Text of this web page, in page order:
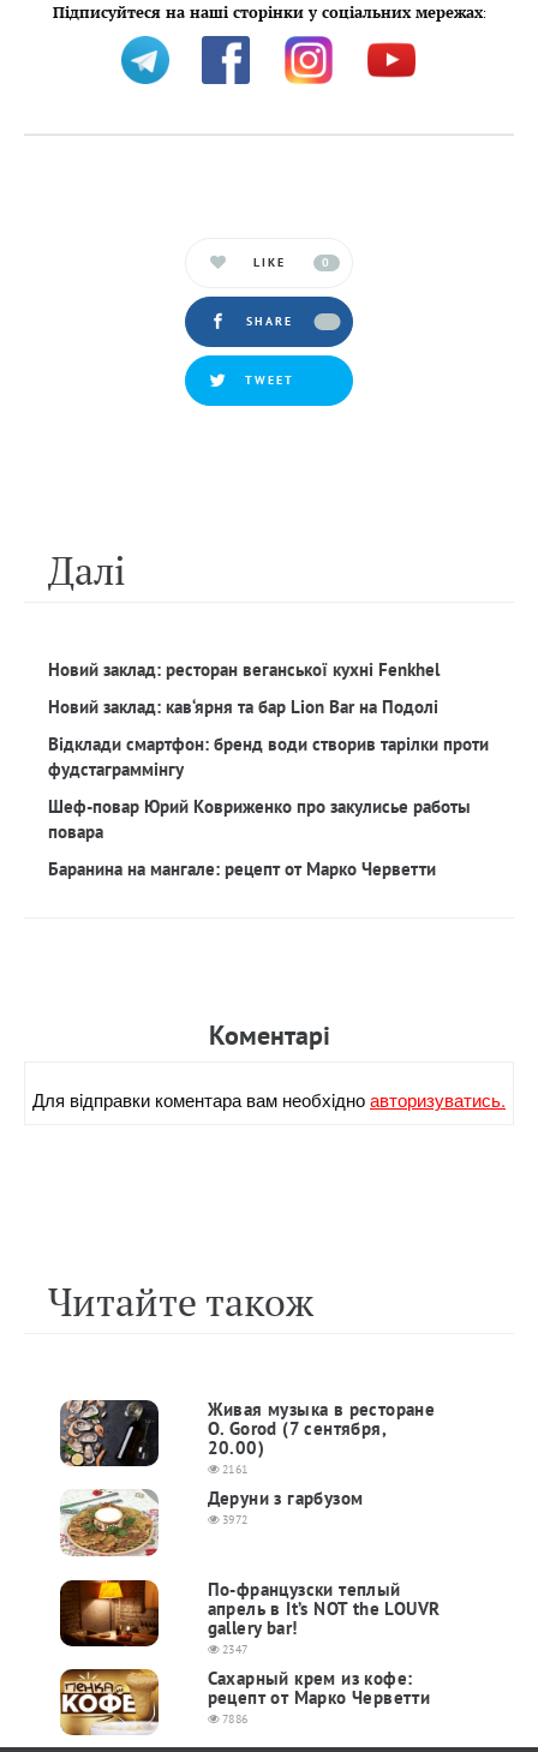
Підписуйтеся на наші сторінки у соціальних мережах:
LIKE 0
SHARE
TWEET
Далi
Новий заклад: ресторан веганської кухні Fenkhel
Новий заклад: кав‘ярня та бар Lion Bar на Подолі
Відклади смартфон: бренд води створив тарілки проти
фудстаграммінгу
Шеф-повар Юрий Ковриженко про закулисье работы
повара
Баранина на мангале: рецепт от Марко Черветти
Коментарi
Для вiдправки коментара вам необхiдноавторизуватись.
Читайте також
Живая музыка в ресторане
O. Gorod (7 сентября,
20.00)
2161
Деруни з гарбузом
3972
По-французски теплый
апрель в It’s NOT the LOUVR
gallery bar!
2347
Сахарный крем из кофе:
рецепт от Марко Черветти
7886